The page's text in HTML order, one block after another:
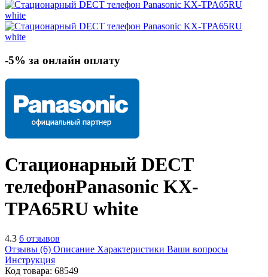
-5% за онлайн оплату
Стационарный DECT
телефонPanasonic KX-
TPA65RU white
4.3 6 отзывов
Отзывы (6) Описание Характеристики Ваши вопросы
Инструкция
Код товара: 68549